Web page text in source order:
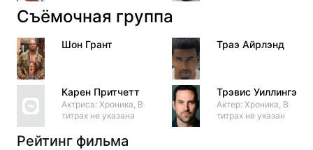
Съёмочная группа
Шон Грант
Карен Притчетт
Актриса: Хроника, В
титрах не указана
Траэ Айрлэнд
Трэвис Уиллингэм
Актер: Хроника, В
титрах не указан
Рейтинг фильма